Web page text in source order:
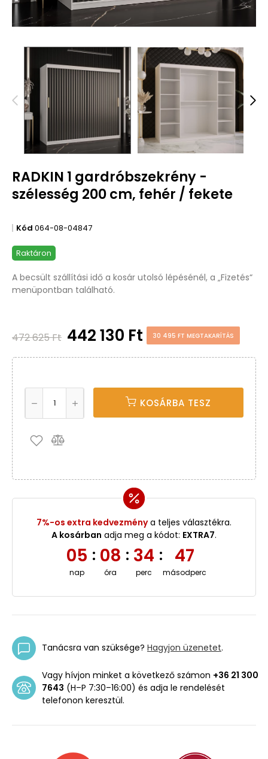
RADKIN 1 gardróbszekrény -
szélesség 200 cm, fehér / fekete
Kód 064-08-04847
Raktáron
A becsült szállítási idő a kosár utolsó lépésénél, a „Fizetés“
menüpontban található.
472 625 Ft 442 130 Ft 30 495 FT MEGTAKARÍTÁS
KOSÁRBA TESZ
7%-os extra kedvezménya teljes választékra.
A kosárban adja meg a kódot: EXTRA7.
05
nap
: 08
óra
: 34
perc
: 47
másodperc
Tanácsra van szüksége? Hagyjon üzenetet.
Vagy hívjon minket a következő számon +36 21 300
7643 (H–P 7:30–16:00) és adja le rendelését
telefonon keresztül.